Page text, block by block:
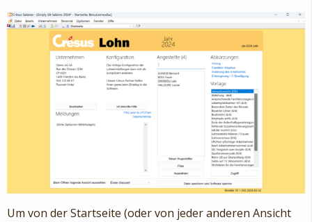
Um von der Startseite (oder von jeder anderen Ansicht